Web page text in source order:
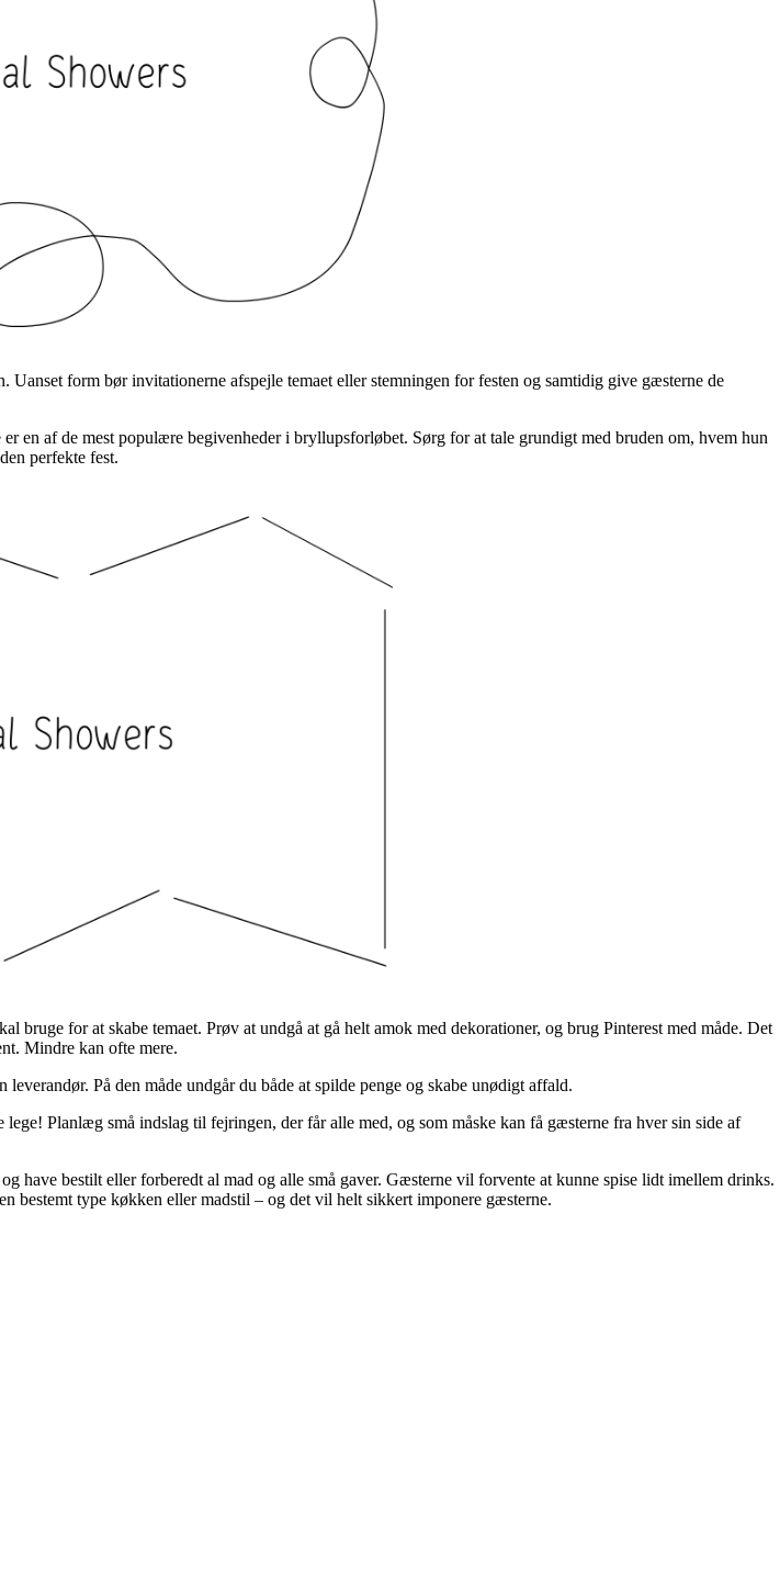
form bør invitationerne afspejle temaet eller stemningen for festen og samtidig give gæsterne de
en af de mest populære begivenheder i bryllupsforløbet. Sørg for at tale grundigt med bruden om, hvem hun
perfekte fest.
for at skabe temaet. Prøv at undgå at gå helt amok med dekorationer, og brug Pinterest med måde. Det
Mindre kan ofte mere.
På den måde undgår du både at spilde penge og skabe unødigt affald.
Planlæg små indslag til fejringen, der får alle med, og som måske kan få gæsterne fra hver sin side af
have bestilt eller forberedt al mad og alle små gaver. Gæsterne vil forvente at kunne spise lidt imellem drinks.
bestemt type køkken eller madstil – og det vil helt sikkert imponere gæsterne.